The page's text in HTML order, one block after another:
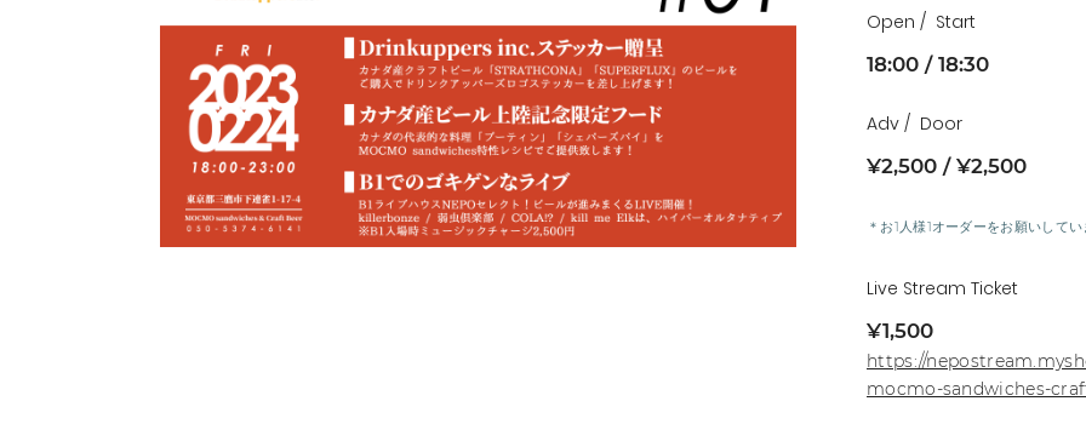
Open
Start
18:00
18:30
Adv
Door
¥2,500
¥2,500
＊お1人様1オーダーをお願いして
Live Stream Ticket
¥1,500
https://
mocmo-sandwiches-